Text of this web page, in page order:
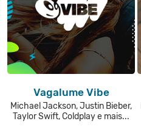
Vagalume Vibe
Michael Jackson, Justin Bieber,
Taylor Swift, Coldplay e mais...